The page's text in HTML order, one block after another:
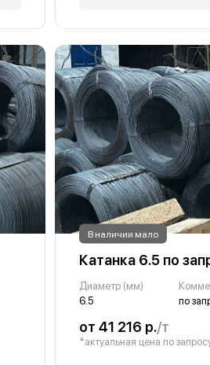
В наличии мало
Катанка 6.5 по
Диаметр (мм)
6.5
по
от 41 216 р./т
*актуальная цена по